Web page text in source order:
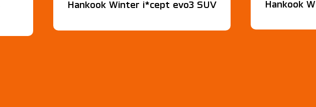
Hankook Winter i*cept evo3 SUV Hankook